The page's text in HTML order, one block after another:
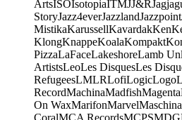
ArtsISOIsotopiaITMJJ&R
StoryJazz4everJazzlandJazzpoint
MistikaKarussellKavardakKen
KlongKnappeKoalaKompakt
PizzaLaFaceLakeshoreLamb
ArtistsLeoLes DisquesLes
RefugeesLMLRLofiLogicLogo
RecordMachinaMadfishMagenta
On WaxMarifonMarvelMaschina